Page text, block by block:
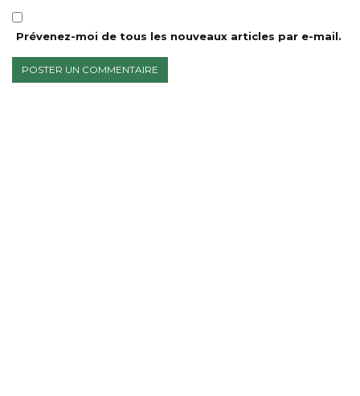
Prévenez-moi de tous les nouveaux articles par e-mail.